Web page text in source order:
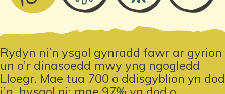
Rydyn ni’n ysgol gynradd fawr ar gyrion
un o’r dinasoedd mwy yng ngogledd
Lloegr. Mae tua 700 o ddisgyblion yn dod